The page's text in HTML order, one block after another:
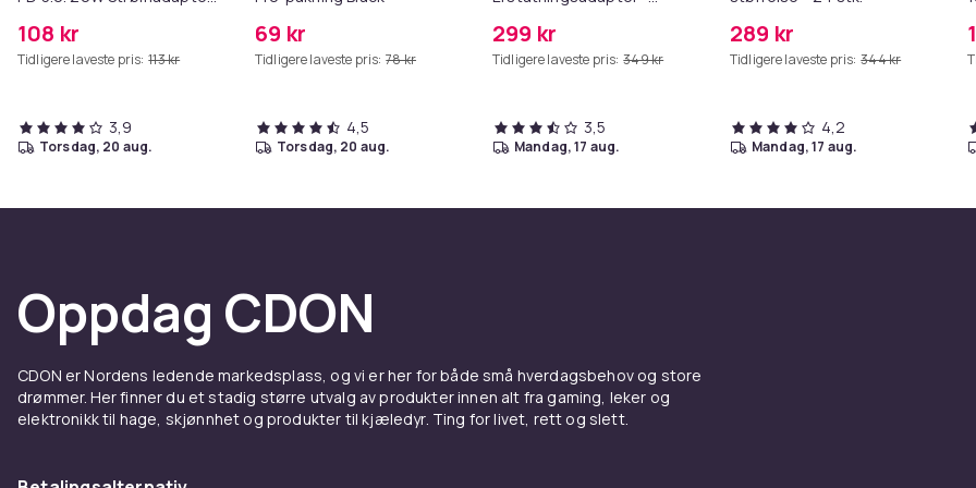
108 kr
Tidligere laveste pris: 113 kr
3,9
torsdag, 20 aug.
69 kr
Tidligere laveste pris: 78 kr
4,5
torsdag, 20 aug.
299 kr
Tidligere laveste pris: 349 kr
3,5
mandag, 17 aug.
289 kr
Tidligere laveste pris: 344 kr
4,2
mandag, 17 aug.
Oppdag CDON
CDON er Nordens ledende markedsplass, og vi er her for både små hverdagsbehov og store
drømmer. Her finner du et stadig større utvalg av produkter innen alt fra gaming, leker og
elektronikk til hage, skjønnhet og produkter til kjæledyr. Ting for livet, rett og slett.